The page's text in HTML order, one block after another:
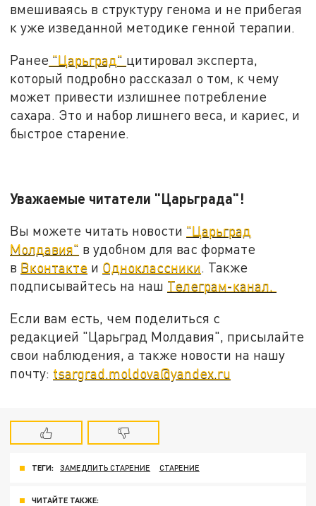
вмешиваясь в структуру генома и не прибегая
к уже изведанной методике генной терапии.
Ранее "Царьград" цитировал эксперта,
который подробно рассказал о том, к чему
может привести излишнее потребление
сахара. Это и набор лишнего веса, и кариес, и
быстрое старение.
Уважаемые читатели "Царьграда"!
Вы можете читать новости "Царьград
Молдавия" в удобном для вас формате
в Вконтакте и Одноклассники. Также
подписывайтесь на наш Телеграм-канал.
Если вам есть, чем поделиться с
редакцией "Царьград Молдавия", присылайте
свои наблюдения, а также новости на нашу
почту: tsargrad.moldova@yandex.ru
ТЕГИ: ЗАМЕДЛИТЬ СТАРЕНИЕ СТАРЕНИЕ
ЧИТАЙТЕ ТАКЖЕ: